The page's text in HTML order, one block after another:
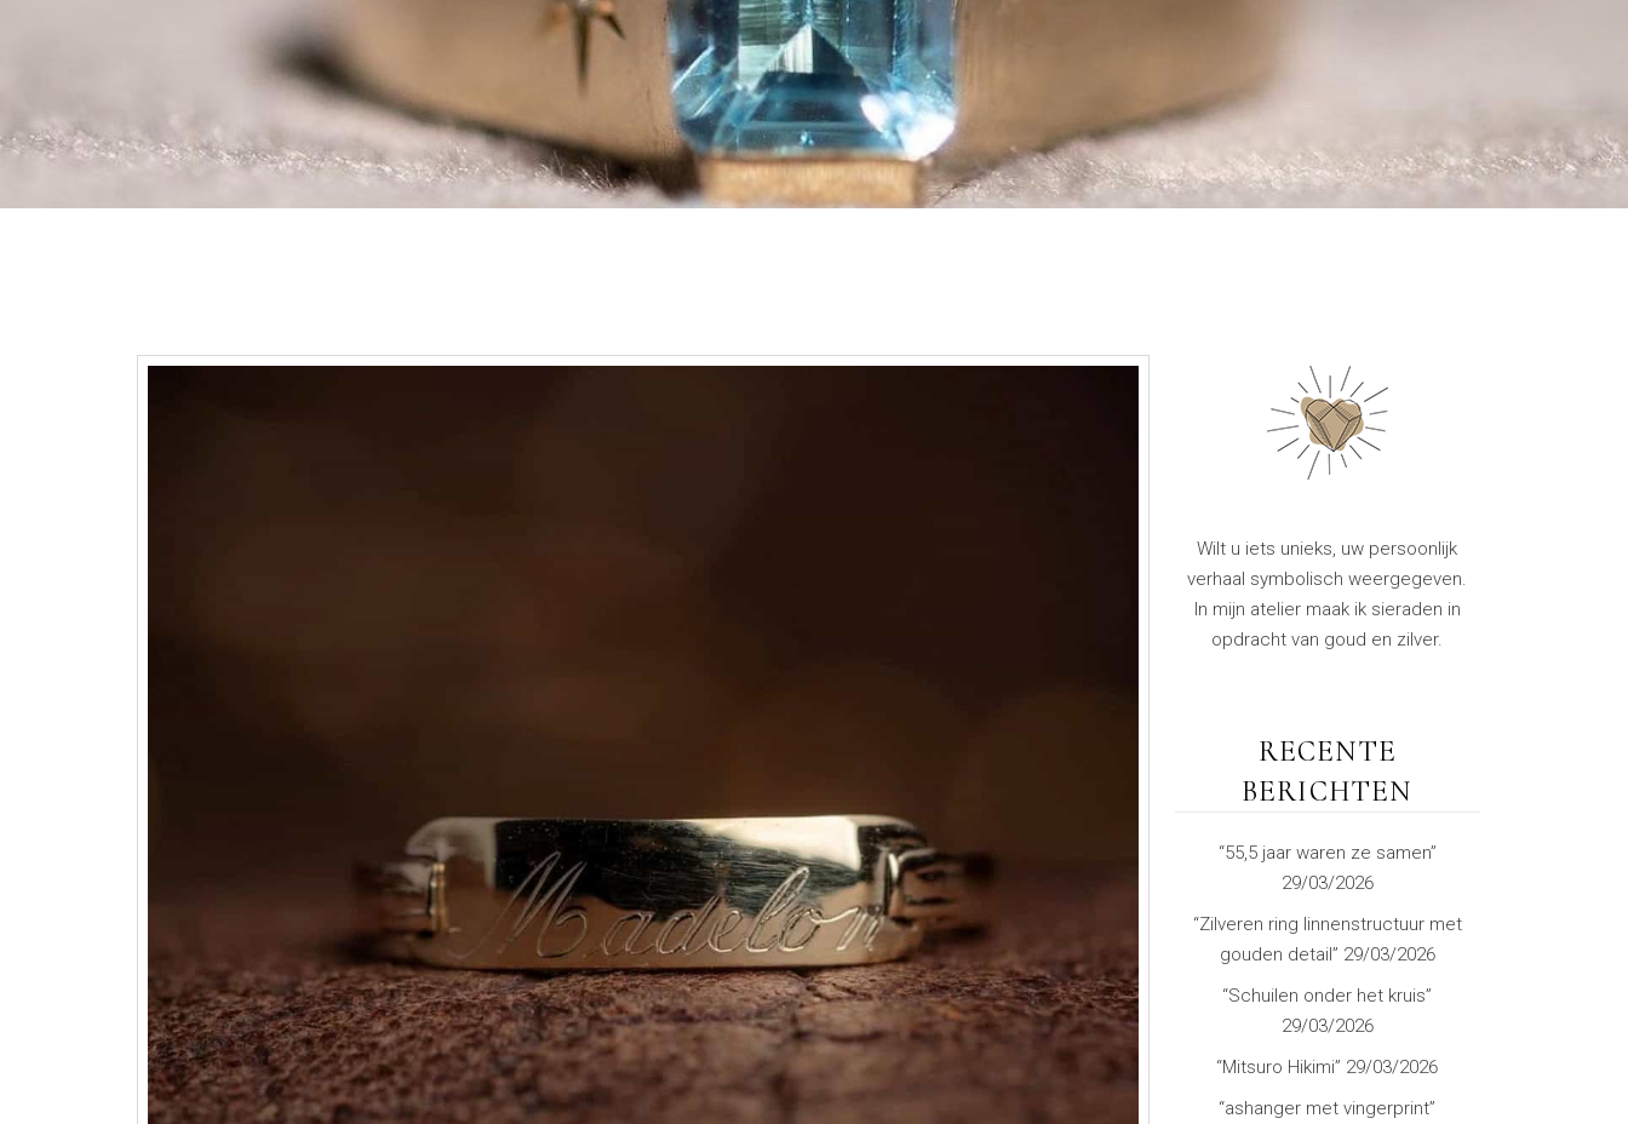
Wilt u iets unieks, uw persoonlijk
verhaal symbolisch weergegeven.
In mijn atelier maak ik sieraden in
opdracht van goud en zilver.
RECENTE
BERICHTEN
“55,5 jaar waren ze samen”
29/03/2026
“Zilveren ring linnenstructuur met
gouden detail” 29/03/2026
“Schuilen onder het kruis”
29/03/2026
“Mitsuro Hikimi” 29/03/2026
“ashanger met vingerprint”